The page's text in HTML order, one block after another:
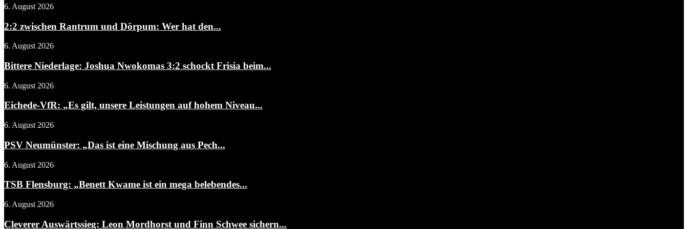
6. August 2026
2:2 zwischen Rantrum und Dörpum: Wer hat den...
6. August 2026
Bittere Niederlage: Joshua Nwokomas 3:2 schockt Frisia beim...
6. August 2026
Eichede-VfR: „Es gilt, unsere Leistungen auf hohem Niveau...
6. August 2026
PSV Neumünster: „Das ist eine Mischung aus Pech...
6. August 2026
TSB Flensburg: „Benett Kwame ist ein mega belebendes...
6. August 2026
Cleverer Auswärtssieg: Leon Mordhorst und Finn Schwee sichern...